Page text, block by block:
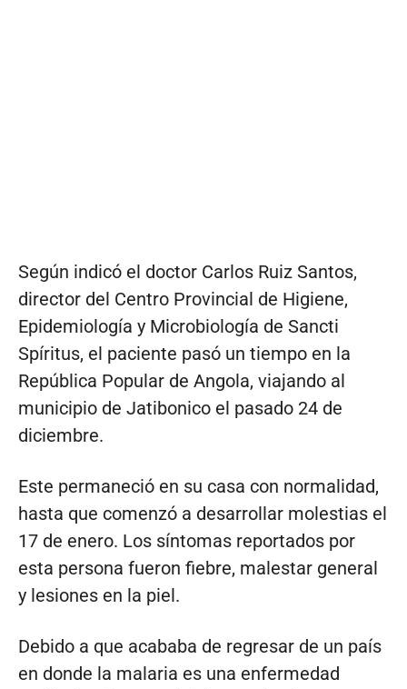
Según indicó el doctor Carlos Ruiz Santos,
director del Centro Provincial de Higiene,
Epidemiología y Microbiología de Sancti
Spíritus, el paciente pasó un tiempo en la
República Popular de Angola, viajando al
municipio de Jatibonico el pasado 24 de
diciembre.
Este permaneció en su casa con normalidad,
hasta que comenzó a desarrollar molestias el
17 de enero. Los síntomas reportados por
esta persona fueron fiebre, malestar general
y lesiones en la piel.
Debido a que acababa de regresar de un país
en donde la malaria es una enfermedad